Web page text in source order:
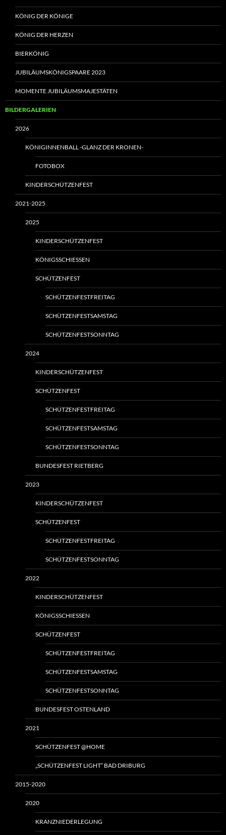
KÖNIG DER KÖNIGE
KÖNIG DER HERZEN
BIERKÖNIG
JUBILÄUMSKÖNIGSPAARE 2023
MOMENTE JUBILÄUMSMAJESTÄTEN
BILDERGALERIEN
2026
KÖNIGINNENBALL -GLANZ DER KRONEN-
FOTOBOX
KINDERSCHÜTZENFEST
2021-2025
2025
KINDERSCHÜTZENFEST
KÖNIGSSCHIESSEN
SCHÜTZENFEST
SCHÜTZENFESTFREITAG
SCHÜTZENFESTSAMSTAG
SCHÜTZENFESTSONNTAG
2024
KINDERSCHÜTZENFEST
SCHÜTZENFEST
SCHÜTZENFESTFREITAG
SCHÜTZENFESTSAMSTAG
SCHÜTZENFESTSONNTAG
BUNDESFEST RIETBERG
2023
KINDERSCHÜTZENFEST
SCHÜTZENFEST
SCHÜTZENFESTFREITAG
SCHÜTZENFESTSONNTAG
2022
KINDERSCHÜTZENFEST
KÖNIGSSCHIESSEN
SCHÜTZENFEST
SCHÜTZENFESTFREITAG
SCHÜTZENFESTSAMSTAG
SCHÜTZENFESTSONNTAG
BUNDESFEST OSTENLAND
2021
SCHÜTZENFEST @HOME
„SCHÜTZENFEST LIGHT“ BAD DRIBURG
2015-2020
2020
KRANZNIEDERLEGUNG